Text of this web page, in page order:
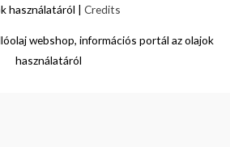
használatáról | Credits
webshop, információs portál az olajok
használatáról